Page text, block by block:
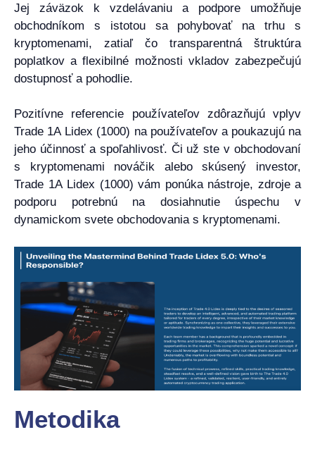
Jej záväzok k vzdelávaniu a podpore umožňuje
obchodníkom s istotou sa pohybovať na trhu s
kryptomenami, zatiaľ čo transparentná štruktúra
poplatkov a flexibilné možnosti vkladov zabezpečujú
dostupnosť a pohodlie.
Pozitívne referencie používateľov zdôrazňujú vplyv
Trade 1A Lidex (1000) na používateľov a poukazujú na
jeho účinnosť a spoľahlivosť. Či už ste v obchodovaní
s kryptomenami nováčik alebo skúsený investor,
Trade 1A Lidex (1000) vám ponúka nástroje, zdroje a
podporu potrebnú na dosiahnutie úspechu v
dynamickom svete obchodovania s kryptomenami.
Metodika